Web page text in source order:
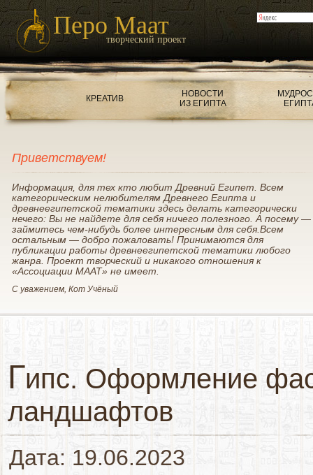
Перо Маат
творческий проект
КРЕАТИВ
НОВОСТИ
ИЗ ЕГИПТА
Приветствуем!
Информация, для тех кто любит Древний Египет. Всем
категорическим нелюбителям Древнего Египта и
древнеегипетской тематики здесь делать категорически
нечего: Вы не найдете для себя ничего полезного. А посему —
займитесь чем-нибудь более интересным для себя.Всем
остальным — добро пожаловать! Принимаются для
публикации работы древнеегипетской тематики любого
жанра. Проект творческий и никакого отношения к
«Ассоциации МААТ» не имеет.
С уважением, Кот Учёный
Гипс. Оформление
ландшафтов
Дата: 19.06.2023